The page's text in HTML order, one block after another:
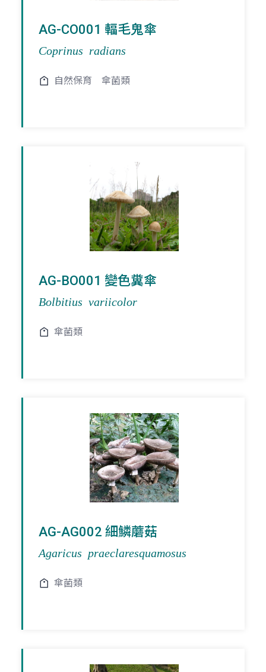
AG-CO001 輻毛鬼傘
Coprinus radians
自然保育 傘菌類
AG-BO001 變色糞傘
Bolbitius variicolor
傘菌類
AG-AG002 細鱗蘑菇
Agaricus praeclaresquamosus
傘菌類